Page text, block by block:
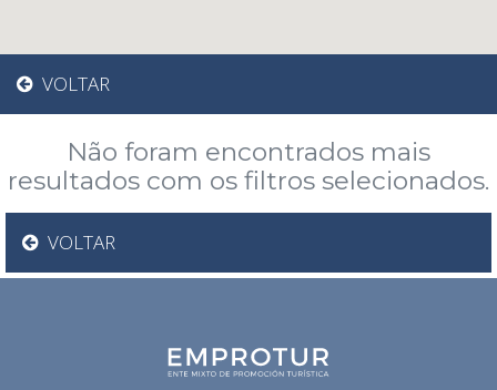
VOLTAR
Não foram encontrados mais
resultados com os filtros selecionados.
VOLTAR